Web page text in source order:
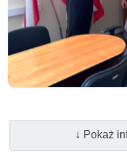
↓ Pokaż